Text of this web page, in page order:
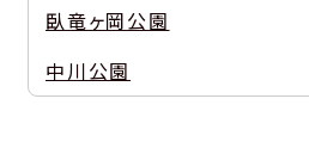
臥竜ヶ岡公園
中川公園